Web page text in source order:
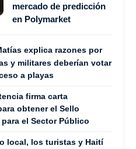
mercado de predicción
en Polymarket
explica razones por
y militares deberían votar
a playas
firma carta
obtener el Sello
el Sector Público
local, los turistas y Haití